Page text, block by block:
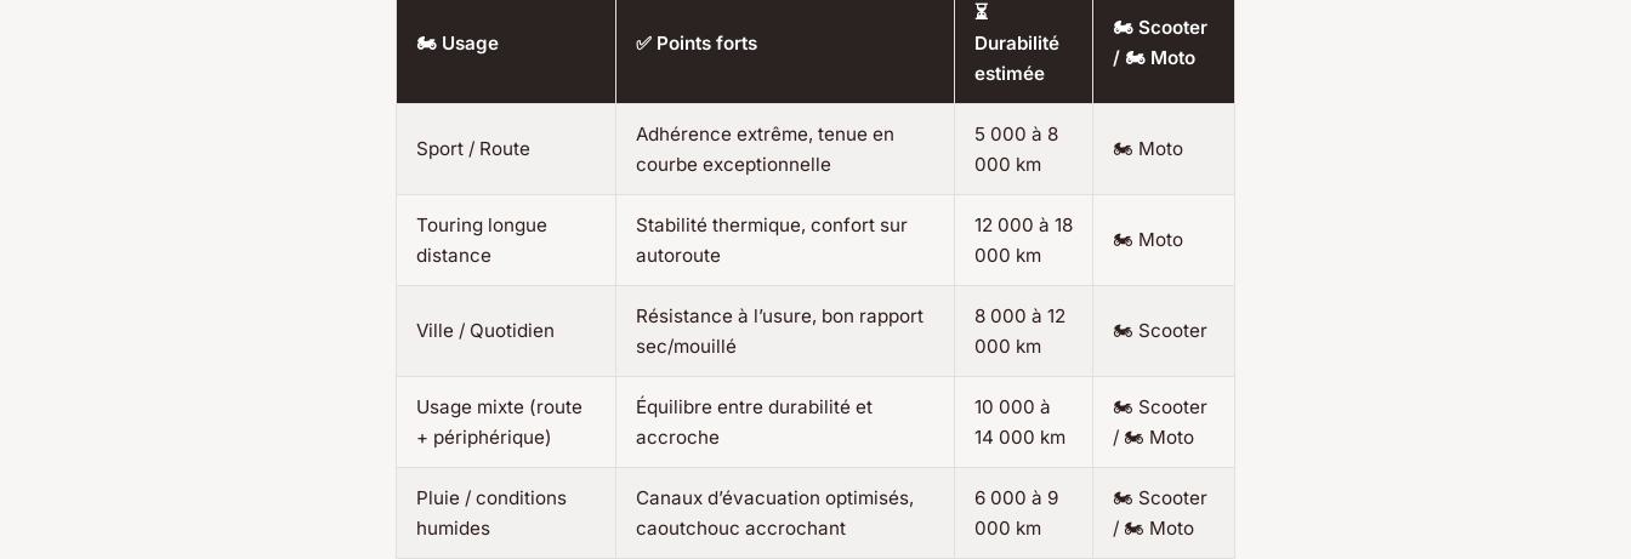
🏍️ Usage ✅ Points forts
⏳
Durabilité
estimée
🏍️ Scooter
/ 🏍️ Moto
Sport / Route
Adhérence extrême, tenue en
courbe exceptionnelle
5 000 à 8
000 km
🏍️ Moto
Touring longue
distance
Stabilité thermique, confort sur
autoroute
12 000 à 18
000 km
🏍️ Moto
Ville / Quotidien
Résistance à l’usure, bon rapport
sec/mouillé
8 000 à 12
000 km
🏍️ Scooter
Usage mixte (route
+ périphérique)
Équilibre entre durabilité et
accroche
10 000 à
14 000 km
🏍️ Scooter
/ 🏍️ Moto
Pluie / conditions
humides
Canaux d’évacuation optimisés,
caoutchouc accrochant
6 000 à 9
000 km
🏍️ Scooter
/ 🏍️ Moto